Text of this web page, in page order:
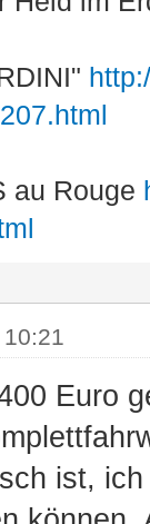
au Rouge
Euro
ist,